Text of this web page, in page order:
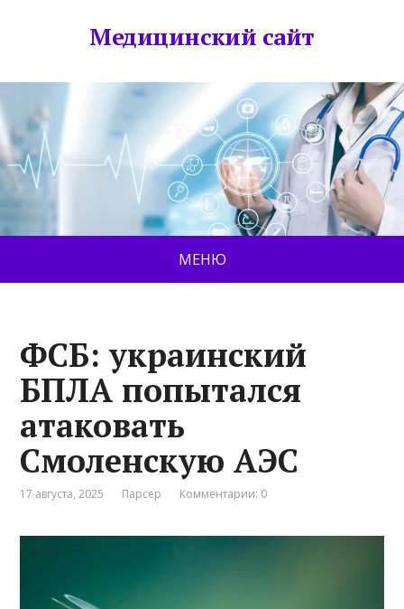
Медицинский сайт
МЕНЮ
ФСБ: украинский
БПЛА попытался
атаковать
Смоленскую АЭС
17 августа, 2025 Парсер Комментарии: 0